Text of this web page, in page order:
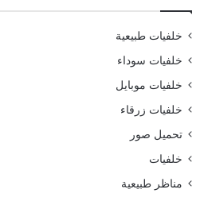
خلفيات طبيعية
خلفيات سوداء
خلفيات موبايل
خلفيات زرقاء
تحميل صور
خلفيات
مناظر طبيعية